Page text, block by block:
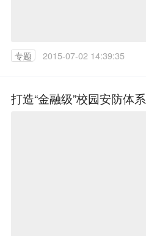
专题 2015-07-02 14:39:35
打造“金融级”校园安防体系